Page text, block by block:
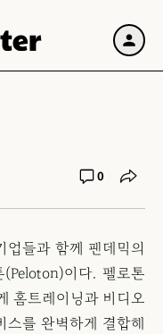
0
들과 함께 팬데믹의
이다. 펠로톤
홈트레이닝과 비디오
스를 완벽하게 결합해